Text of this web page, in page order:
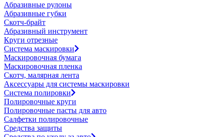
Абразивные рулоны
Абразивные губки
Скотч-брайт
Абразивный инструмент
Круги отрезные
Система маскировки
Маскировочная бумага
Маскировочная пленка
Скотч, малярная лента
Аксессуары для системы маскировки
Система полировки
Полировочные круги
Полировочные пасты для авто
Салфетки полировочные
Средства защиты